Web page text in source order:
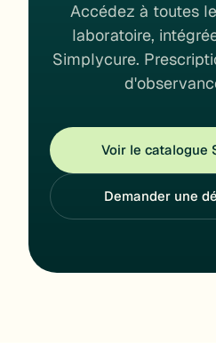
Accédez à toutes
laboratoire,
Simplycure.
Voir le catalogue
Demander une